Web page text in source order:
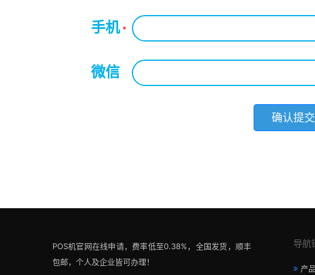
手机*
微信
POS机官网在线申请，费率低至0.38%，全国发货，顺丰
包邮，个人及企业皆可办理！
导航
产